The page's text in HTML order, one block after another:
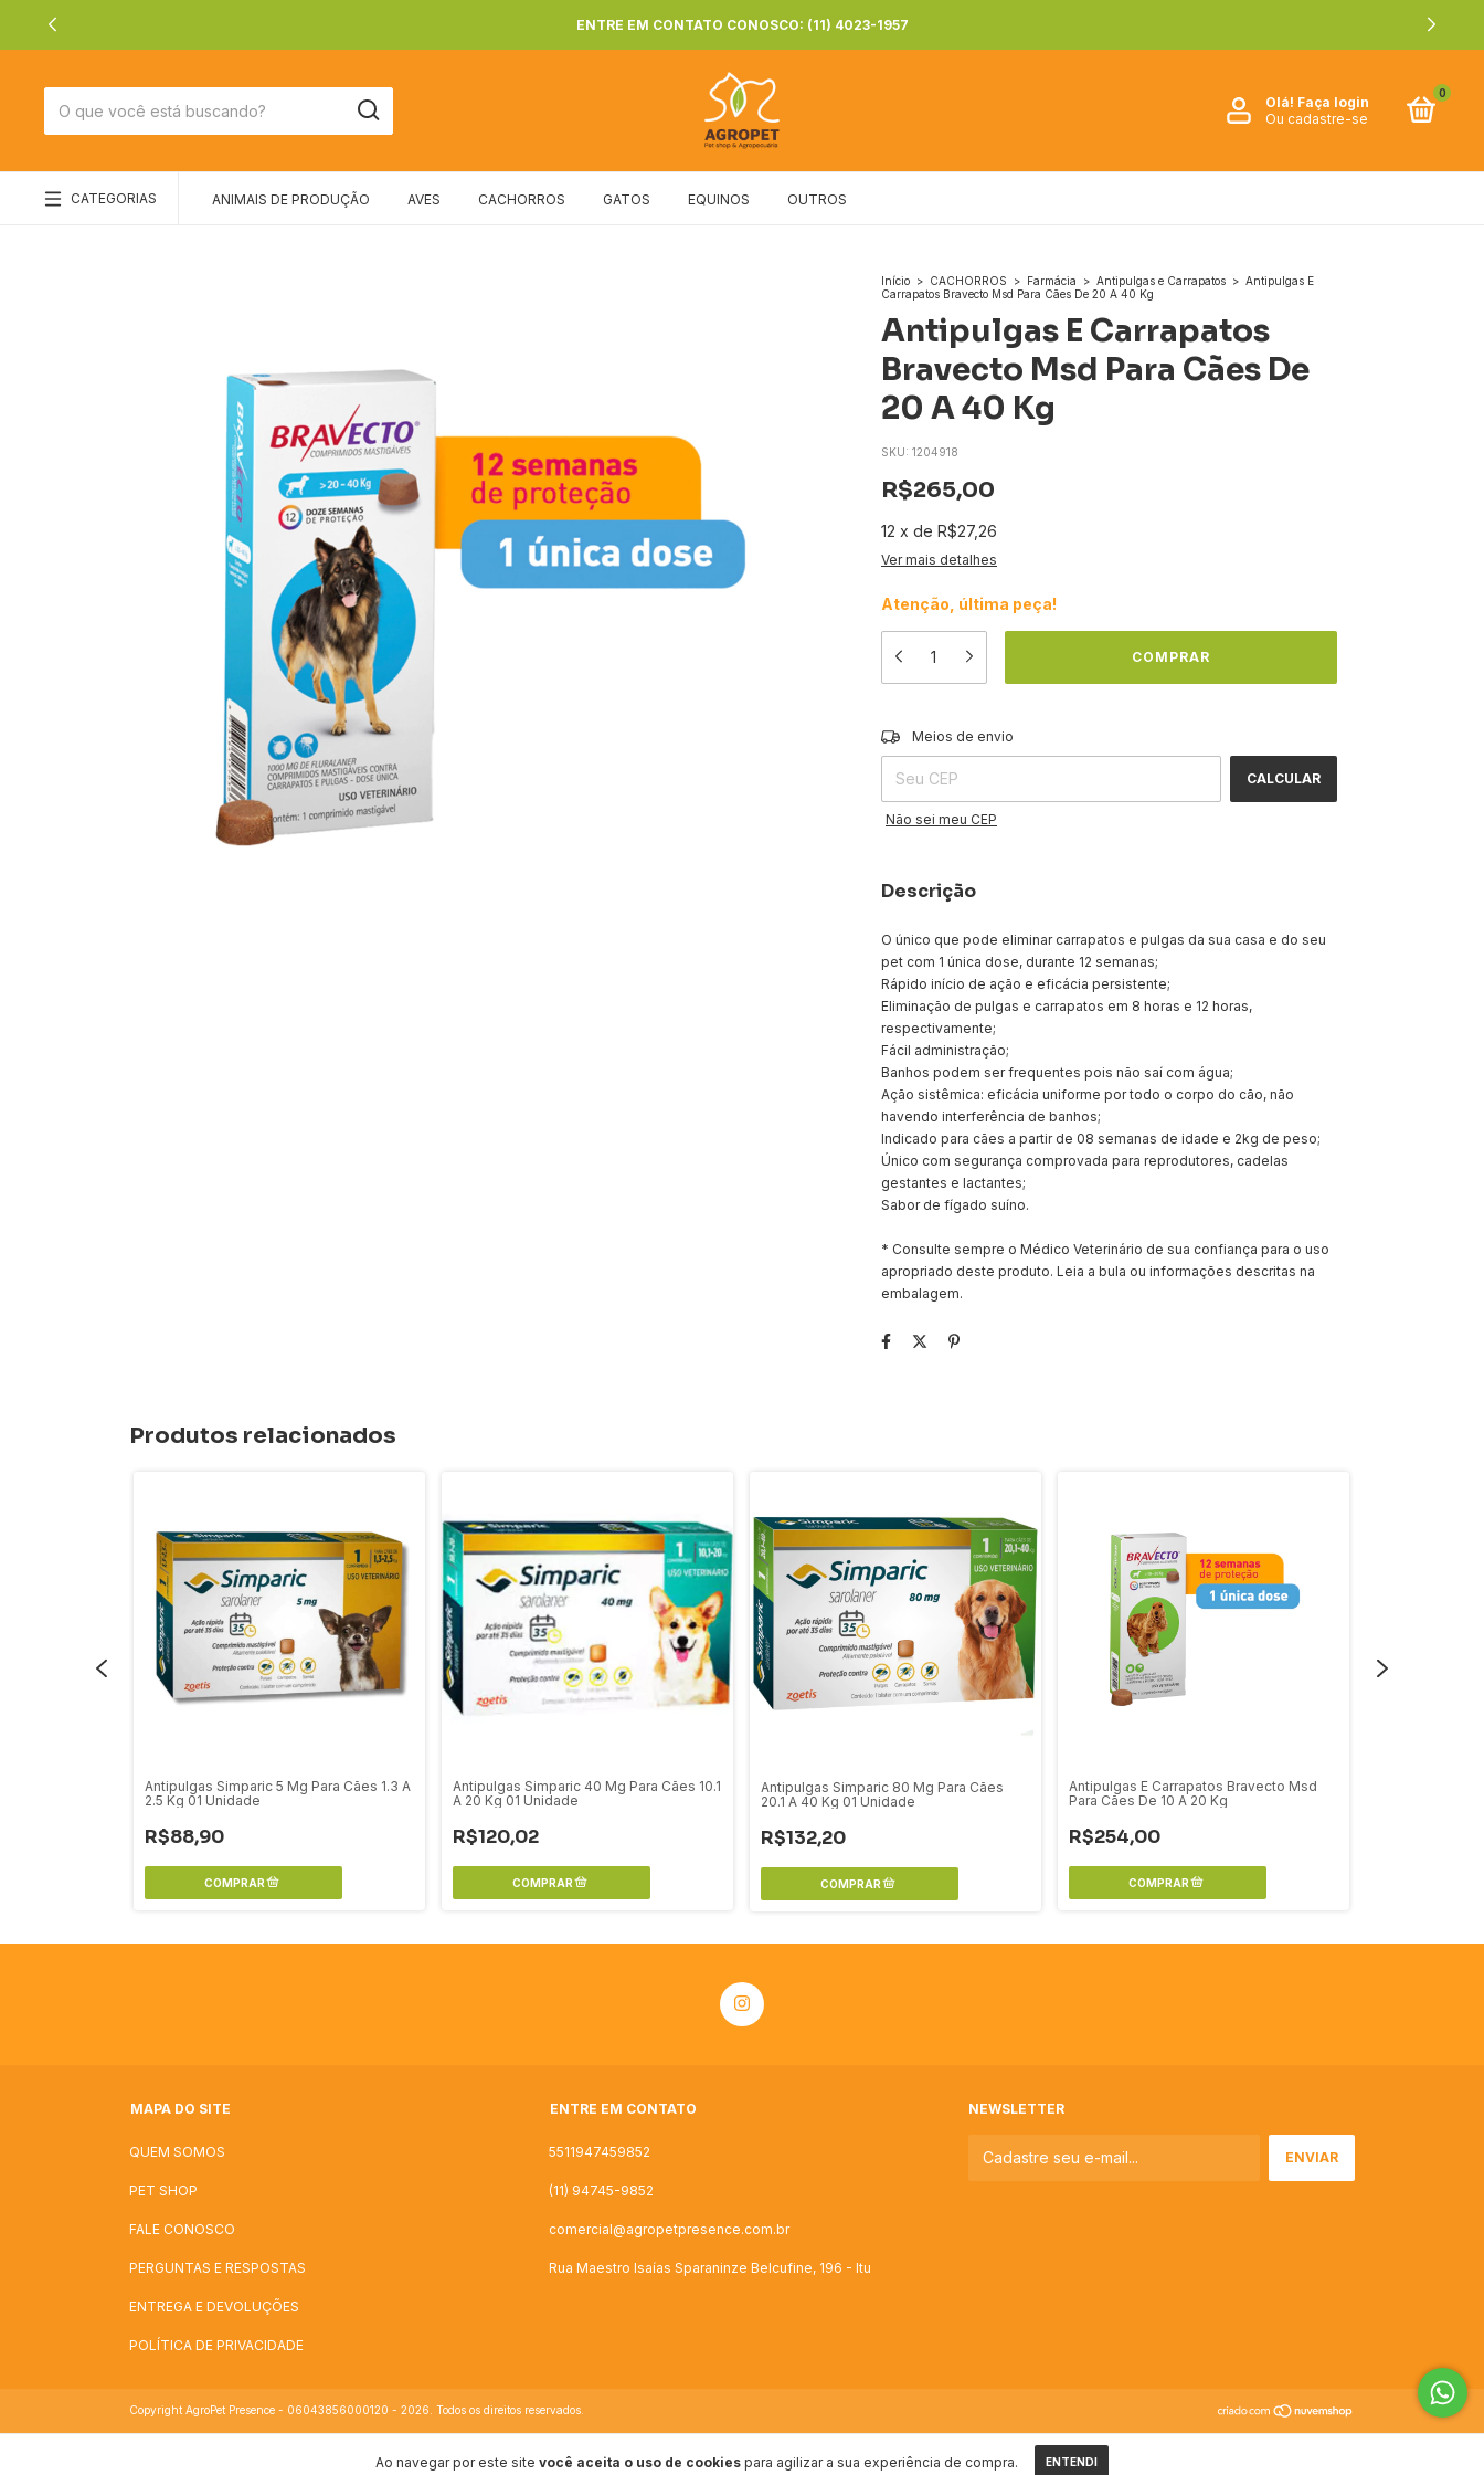
ENTRE EM CONTATO CONOSCO: (11) 4023-1957
Olá! Faça login
Ou cadastre-se
0
CATEGORIAS ANIMAIS DE PRODUÇÃO AVES CACHORROS GATOS EQUINOS OUTROS
Ao navegar por este site você aceita o uso de cookies para agilizar a sua experiência de compra. ENTENDI
Início > CACHORROS > Farmácia > Antipulgas e Carrapatos > Antipulgas E
Carrapatos Bravecto Msd Para Cães De 20 A 40 Kg
Antipulgas E Carrapatos
Bravecto Msd Para Cães De
20 A 40 Kg
SKU: 1204918
R$265,00
12 x de R$27,26
Ver mais detalhes
Atenção, última peça!
Entregas para o CEP:
Meios de envio
CALCULAR
Não sei meu CEP
Descrição
O único que pode eliminar carrapatos e pulgas da sua casa e do seu
pet com 1 única dose, durante 12 semanas;
Rápido início de ação e eficácia persistente;
Eliminação de pulgas e carrapatos em 8 horas e 12 horas,
respectivamente;
Fácil administração;
Banhos podem ser frequentes pois não saí com água;
Ação sistêmica: eficácia uniforme por todo o corpo do cão, não
havendo interferência de banhos;
Indicado para cães a partir de 08 semanas de idade e 2kg de peso;
Único com segurança comprovada para reprodutores, cadelas
gestantes e lactantes;
Sabor de fígado suíno.
* Consulte sempre o Médico Veterinário de sua confiança para o uso
apropriado deste produto. Leia a bula ou informações descritas na
embalagem.
Produtos relacionados
Antipulgas Simparic 5 Mg Para Cães 1.3 A
2.5 Kg 01 Unidade
R$88,90
Antipulgas Simparic 40 Mg Para Cães 10.1
A 20 Kg 01 Unidade
R$120,02
Antipulgas Simparic 80 Mg Para Cães
20.1 A 40 Kg 01 Unidade
R$132,20
Antipulgas E Carrapatos Bravecto Msd
Para Cães De 10 A 20 Kg
R$254,00
MAPA DO SITE
QUEM SOMOS
PET SHOP
FALE CONOSCO
PERGUNTAS E RESPOSTAS
ENTREGA E DEVOLUÇÕES
POLÍTICA DE PRIVACIDADE
ENTRE EM CONTATO
5511947459852
(11) 94745-9852
comercial@agropetpresence.com.br
Rua Maestro Isaías Sparaninze Belcufine, 196 - Itu
NEWSLETTER
Copyright AgroPet Presence - 06043856000120 - 2026. Todos os direitos reservados.